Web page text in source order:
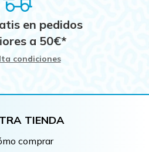
en pedidos
a 50€*
condiciones
TIENDA
comprar